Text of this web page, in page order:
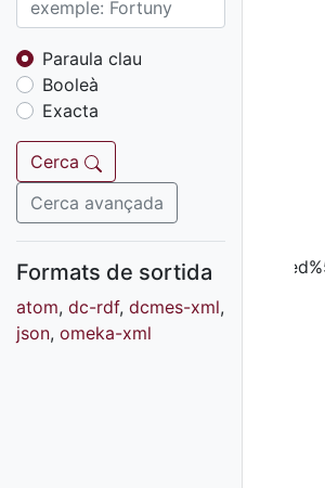
Fons audiovisual
Fons local
Fons sonor
Goigs
Fons fotogràfic
Fons d'art
Paraula clau
Booleà
Exacta
Cerca
Cerca avançada
Formats de sortida
atom, dc-rdf, dcmes-xml,
json, omeka-xml